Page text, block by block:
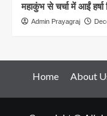
महाकुंभ से चर्चा में आईं
Admin Prayagraj
Home About